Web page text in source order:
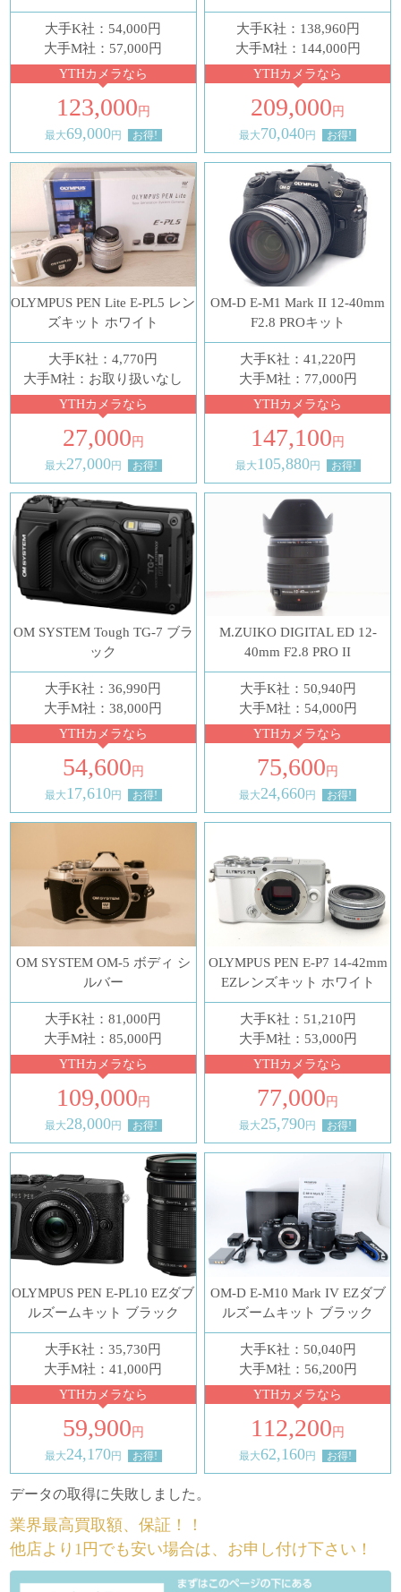
大手K社：54,000円
大手M社：57,000円
YTHカメラなら
123,000 円
最大69,000円 お得!
大手K社：138,960円
大手M社：144,000円
YTHカメラなら
209,000 円
最大70,040円 お得!
OLYMPUS PEN Lite E-PL5 レン
ズキット ホワイト
大手K社：4,770円
大手M社：お取り扱いなし
YTHカメラなら
27,000 円
最大27,000円 お得!
OM-D E-M1 Mark II 12-40mm
F2.8 PROキット
大手K社：41,220円
大手M社：77,000円
YTHカメラなら
147,100 円
最大 105,880円 お得!
OM SYSTEM Tough TG-7 ブラ
ック
大手K社：36,990円
大手M社：38,000円
YTHカメラなら
54,600 円
最大17,610円 お得!
M.ZUIKO DIGITAL ED 12-
40mm F2.8 PRO II
大手K社：50,940円
大手M社：54,000円
YTHカメラなら
75,600 円
最大24,660円 お得!
OM SYSTEM OM-5 ボディ シ
ルバー
大手K社：81,000円
大手M社：85,000円
YTHカメラなら
109,000 円
最大28,000円 お得!
OLYMPUS PEN E-P7 14-42mm
EZレンズキット ホワイト
大手K社：51,210円
大手M社：53,000円
YTHカメラなら
77,000 円
最大25,790円 お得!
OLYMPUS PEN E-PL10 EZダブ
ルズームキット ブラック
大手K社：35,730円
大手M社：41,000円
YTHカメラなら
59,900 円
最大24,170円 お得!
OM-D E-M10 Mark IV EZダブ
ルズームキット ブラック
大手K社：50,040円
大手M社：56,200円
YTHカメラなら
112,200 円
最大62,160円 お得!
データの取得に失敗しました。
業界最高買取額、保証！！
他店より1円でも安い場合は、お申し付け下さい！